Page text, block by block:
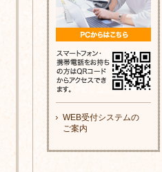
WEB受付システムの
ご案内